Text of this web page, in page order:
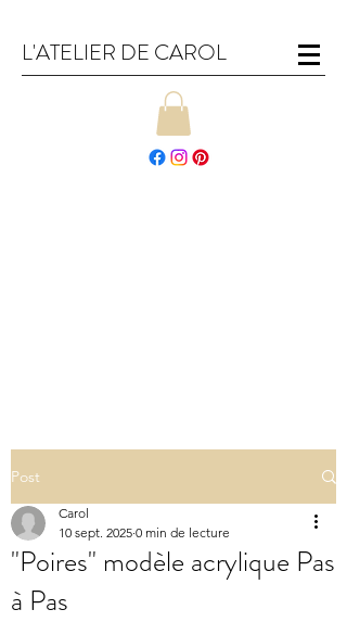
L'ATELIER DE CAROL
Post
"Poires" modèle acrylique Pas
à Pas
Carol
10 sept. 2025 0 min de lecture